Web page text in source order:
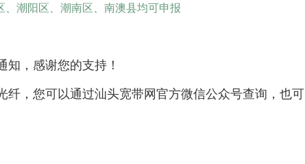
潮阳区、潮南区、南澳县均可申报
知，感谢您的支持！
纤，您可以通过汕头宽带网官方微信公众号查询，也可